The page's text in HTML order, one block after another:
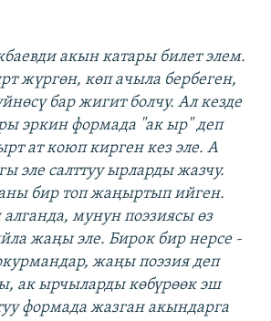
акын катары билет элем.
жүргөн, көп ачыла бербеген,
бар жигит болчу. Ал кезде
эркин формада "ак ыр" деп
ат коюп кирген кез эле. А
эле салттуу ырларды жазчу.
бир топ жаңыртып ийген.
мунун поэзиясы өз
жаңы эле. Бирок бир нерсе -
жаңы поэзия деп
ак ырчыларды көбүрөөк эш
формада жазган акындарга